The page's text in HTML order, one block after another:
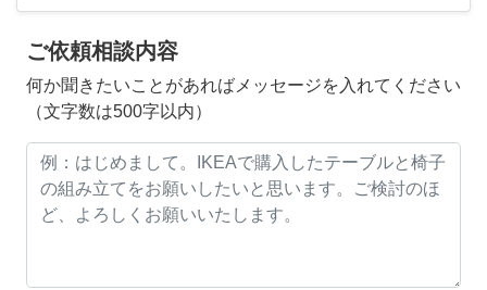
ご依頼相談内容
何か聞きたいことがあればメッセージを入れてください
（文字数は500字以内）